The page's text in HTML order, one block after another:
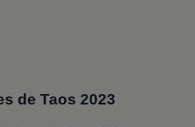
de Taos 2023